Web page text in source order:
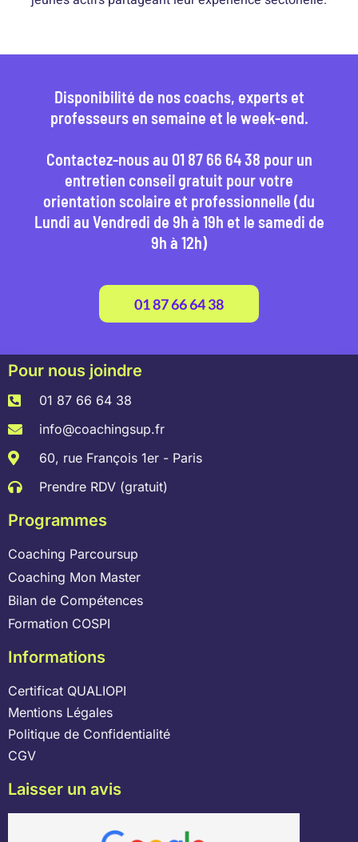
Disponibilité de nos coachs, experts et
professeurs en semaine et le week-end.
Contactez-nous au 01 87 66 64 38 pour un
entretien conseil gratuit pour votre
orientation scolaire et professionnelle (du
Lundi au Vendredi de 9h à 19h et le samedi de
9h à 12h)
01 87 66 64 38
Pour nous joindre
01 87 66 64 38
info@coachingsup.fr
60, rue François 1er - Paris
Prendre RDV (gratuit)
Programmes
Coaching Parcoursup
Coaching Mon Master
Bilan de Compétences
Formation COSPI
Informations
Certificat QUALIOPI
Mentions Légales
Politique de Confidentialité
CGV
Laisser un avis